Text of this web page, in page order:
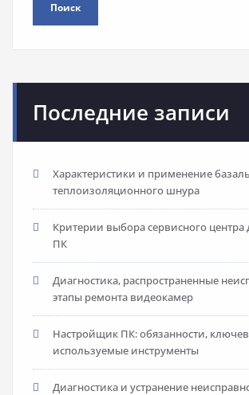
Поиск
Последние записи
Характеристики и применение
теплоизоляционного шнура
Критерии выбора сервисного центра
ПК
Диагностика, распространенные
этапы ремонта видеокамер
Настройщик ПК: обязанности,
используемые инструменты
Диагностика и устранение